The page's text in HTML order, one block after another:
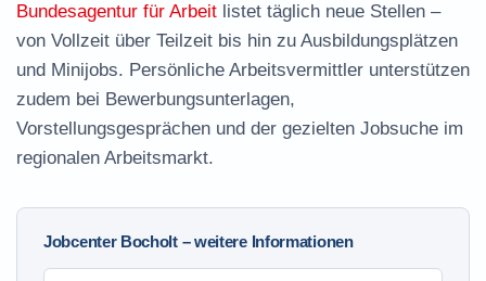
Bundesagentur für Arbeit listet täglich neue Stellen –
von Vollzeit über Teilzeit bis hin zu Ausbildungsplätzen
und Minijobs. Persönliche Arbeitsvermittler unterstützen
zudem bei Bewerbungsunterlagen,
Vorstellungsgesprächen und der gezielten Jobsuche im
regionalen Arbeitsmarkt.
Jobcenter Bocholt – weitere Informationen